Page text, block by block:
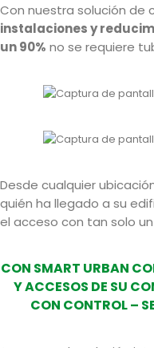
Con nuestra solución de
instalaciones y
un 90% no se requiere
Desde cualquier
quién ha llegado a su
el acceso con tan solo
CON SMART URBAN
Y ACCESOS DE SU
CON CONTROL –